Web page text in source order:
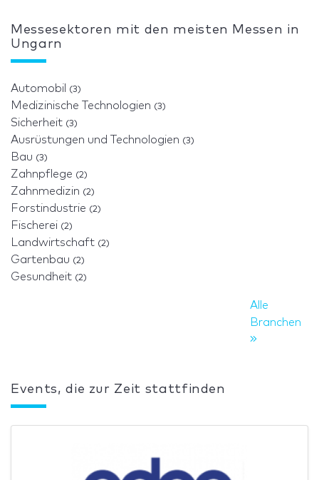
Messesektoren mit den meisten Messen in
Ungarn
Automobil (3)
Medizinische Technologien (3)
Sicherheit (3)
Ausrüstungen und Technologien (3)
Bau (3)
Zahnpflege (2)
Zahnmedizin (2)
Forstindustrie (2)
Fischerei (2)
Landwirtschaft (2)
Gartenbau (2)
Gesundheit (2)
Alle
Branchen
Events, die zur Zeit stattfinden